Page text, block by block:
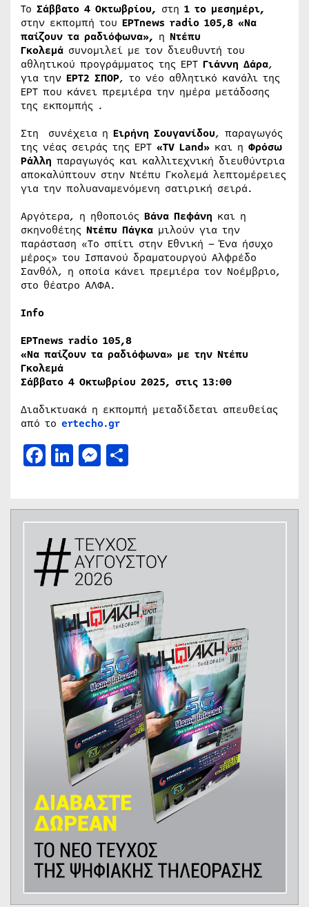
Το Σάββατο 4 Οκτωβρίου, στη 1 το μεσημέρι,
στην εκπομπή του EΡΤnews radio 105,8 «Να
παίζουν τα ραδιόφωνα», η Ντέπυ
Γκολεμά συνομιλεί με τον διευθυντή του
αθλητικού προγράμματος της ΕΡΤ Γιάννη Δάρα,
για την ΕΡΤ2 ΣΠΟΡ, το νέο αθλητικό κανάλι της
ΕΡΤ που κάνει πρεμιέρα την ημέρα μετάδοσης
της εκπομπής .
Στη συνέχεια η Ειρήνη Σουγανίδου, παραγωγός
της νέας σειράς της ΕΡΤ «TV Land» και η Φρόσω
Ράλλη παραγωγός και καλλιτεχνική διευθύντρια
αποκαλύπτουν στην Ντέπυ Γκολεμά λεπτομέρειες
για την πολυαναμενόμενη σατιρική σειρά.
Αργότερα, η ηθοποιός Βάνα Πεφάνη και η
σκηνοθέτης Ντέπυ Πάγκα μιλούν για την
παράσταση «To σπίτι στην Εθνική – Ένα ήσυχο
μέρος» του Ισπανού δραματουργού Αλφρέδο
Σανθόλ, η οποία κάνει πρεμιέρα τον Νοέμβριο,
στο θέατρο ΑΛΦΑ.
Info
ΕΡΤnews radio 105,8
«Να παίζουν τα ραδιόφωνα» με την Ντέπυ
Γκολεμά
Σάββατο 4 Οκτωβρίου 2025, στις 13:00
Διαδικτυακά η εκπομπή μεταδίδεται απευθείας
από το ertecho.gr
Facebook
LinkedIn
Messenger